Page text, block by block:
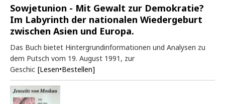
Sowjetunion - Mit Gewalt zur Demokratie?
Im Labyrinth der nationalen Wiedergeburt
zwischen Asien und Europa.
Das Buch bietet Hintergrundinformationen und Analysen zu
dem Putsch vom 19. August 1991, zur
Geschic [Lesen•Bestellen]